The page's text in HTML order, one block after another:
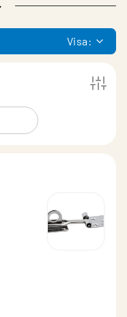
Visa:
Filtrera